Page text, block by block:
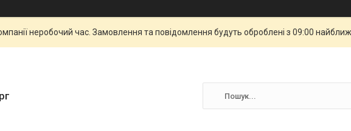
неробочий час. Замовлення та повідомлення будуть оброблені з 09:00